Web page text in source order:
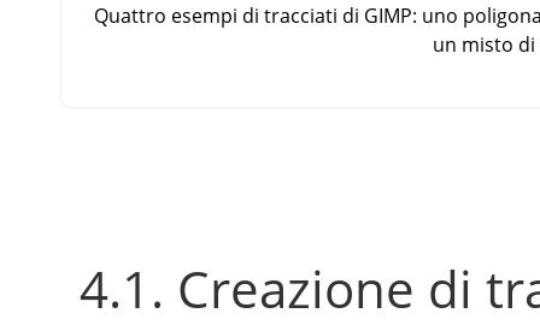
Quattro esempi di tracciati di GIMP: uno
un misto
4.1. Creazione di